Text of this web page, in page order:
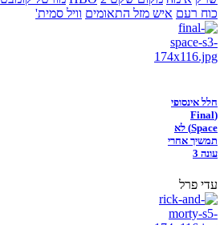
כוח רעם איש מזל התאומים וויל סמית'
חלל אינסופי
(Final
Space) לא
תמשיך אחרי
עונה 3
עדי פרל